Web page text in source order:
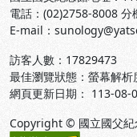
電話：(02)2758-8008 分
E-mail：
訪客人數： 17829473
最佳瀏覽狀態：螢幕解
網頁更新日期： 113-08-
Copyright © 國立國父紀